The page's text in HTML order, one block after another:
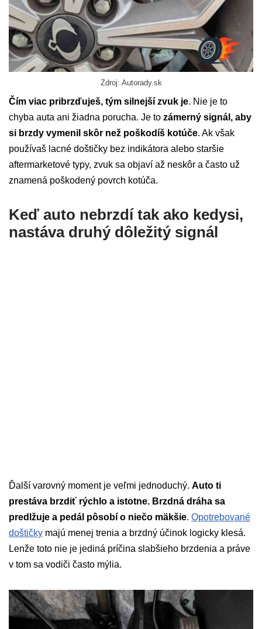
Zdroj: Autorady.sk
Čím viac pribrzďuješ, tým silnejší zvuk je. Nie je to
chyba auta ani žiadna porucha. Je to zámerný signál, aby
si brzdy vymenil skôr než poškodíš kotúče. Ak však
používaš lacné doštičky bez indikátora alebo staršie
aftermarketové typy, zvuk sa objaví až neskôr a často už
znamená poškodený povrch kotúča.
Keď auto nebrzdí tak ako kedysi,
nastáva druhý dôležitý signál
Ďalší varovný moment je veľmi jednoduchý. Auto ti
prestáva brzdiť rýchlo a istotne. Brzdná dráha sa
predlžuje a pedál pôsobí o niečo mäkšie. Opotrebované
doštičky majú menej trenia a brzdný účinok logicky klesá.
Lenže toto nie je jediná príčina slabšieho brzdenia a práve
v tom sa vodiči často mýlia.